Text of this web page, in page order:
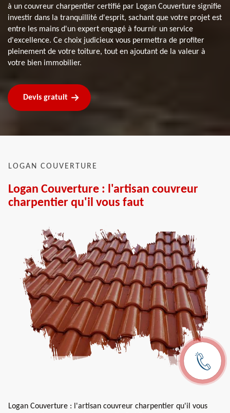
à un couvreur charpentier certifié par Logan Couverture signifie
investir dans la tranquillité d'esprit, sachant que votre projet est
entre les mains d'un expert engagé à fournir un service
d'excellence. Ce choix judicieux vous permettra de profiter
pleinement de votre toiture, tout en ajoutant de la valeur à
votre bien immobilier.
Devis gratuit
LOGAN COUVERTURE
Logan Couverture : l'artisan couvreur
charpentier qu'il vous faut
Logan Couverture : l'artisan couvreur charpentier qu'il vous